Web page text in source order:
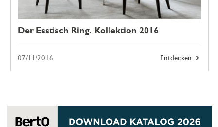
Der Esstisch Ring. Kollektion 2016
Entdecken
07/11/2016